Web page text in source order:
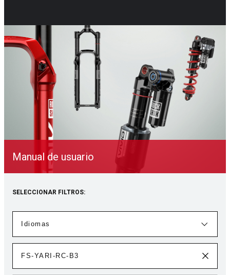
Manual de usuario
SELECCIONAR FILTROS: